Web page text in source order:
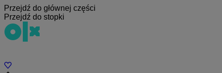
Przejdź do głównej części
Przejdź do stopki